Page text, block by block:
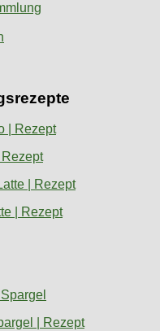
| Rezept
| Rezept